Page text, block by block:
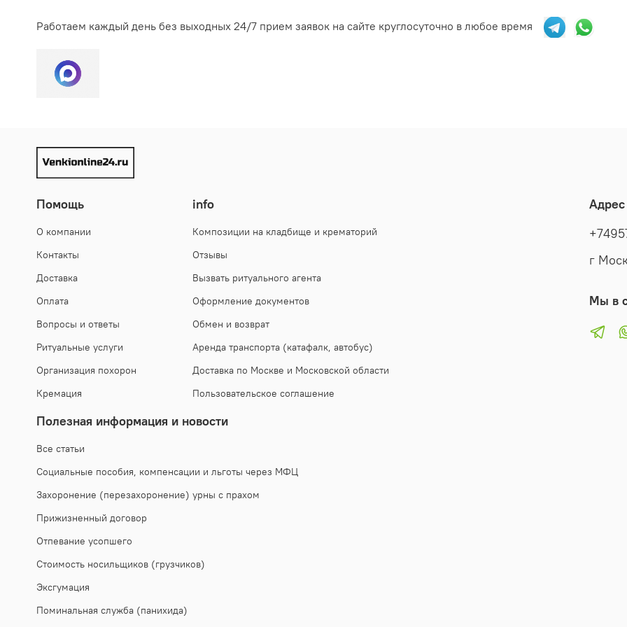
Все наши
Работаем каждый день без выходных 24/7 прием заявок на сайте круглосуточно в любое время
Помощь
О компании
Контакты
Доставка
Оплата
Вопросы и ответы
Ритуальные услуги
Организация похорон
Кремация
info
Композиции на кладбище и крематорий
Отзывы
Вызвать ритуального агента
Оформление документов
Обмен и возврат
Аренда транспорта (катафалк, автобус)
Доставка по Москве и Московской области
Пользовательское соглашение
Полезная информация и новости
Все статьи
Социальные пособия, компенсации и льготы через МФЦ
Захоронение (перезахоронение) урны с прахом
Прижизненный договор
Отпевание усопшего
Стоимость носильщиков (грузчиков)
Эксгумация
Поминальная служба (панихида)
г
Мы в